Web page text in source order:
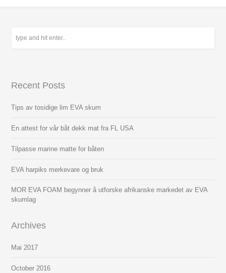
Recent Posts
Tips av tosidige lim EVA skum
En attest for vår båt dekk mat fra FL USA
Tilpasse marine matte for båten
EVA harpiks merkevare og bruk
MOR EVA FOAM begynner å utforske afrikanske markedet av EVA
skumlag
Archives
Mai2017
October 2016